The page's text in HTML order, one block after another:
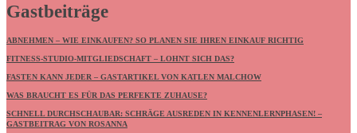
Gastbeiträge
ABNEHMEN – WIE EINKAUFEN? SO PLANEN SIE IHREN EINKAUF RICHTIG
FITNESS-STUDIO-MITGLIEDSCHAFT – LOHNT SICH DAS?
FASTEN KANN JEDER – GASTARTIKEL VON KATLEN MALCHOW
WAS BRAUCHT ES FÜR DAS PERFEKTE ZUHAUSE?
SCHNELL DURCHSCHAUBAR: SCHRÄGE AUSREDEN IN KENNENLERNPHASEN! –
GASTBEITRAG VON ROSANNA